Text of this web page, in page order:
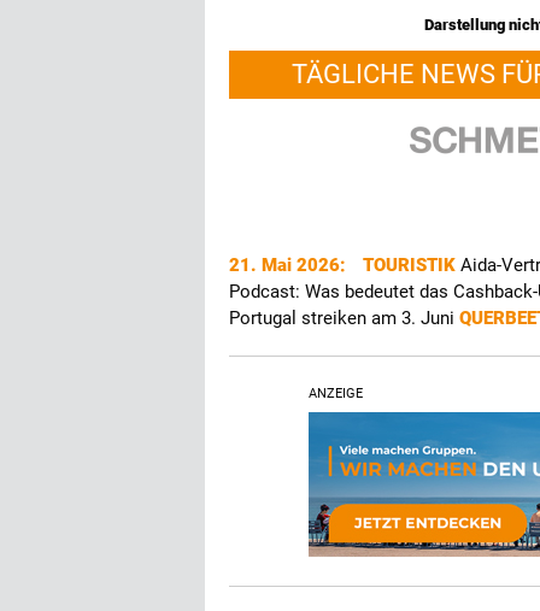
Darstellung
TÄGLICHE NEWS
21. Mai 2026: TOURISTIK Aida-
Podcast: Was bedeutet das
Portugal streiken am 3. Juni
ANZEIGE